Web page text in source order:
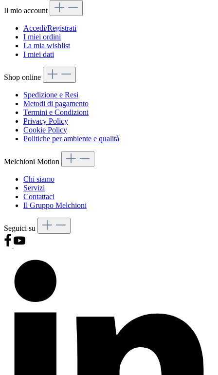
Il mio account
Accedi/Registrati
I miei ordini
La mia wishlist
I miei dati
Shop online
Spedizione e Resi
Metodi di pagamento
Termini e Condizioni
Privacy Policy
Cookie Policy
Politiche per ambiente e qualità
Melchioni Motion
Chi siamo
Servizi
Contattaci
Il Gruppo Melchioni
Seguici su